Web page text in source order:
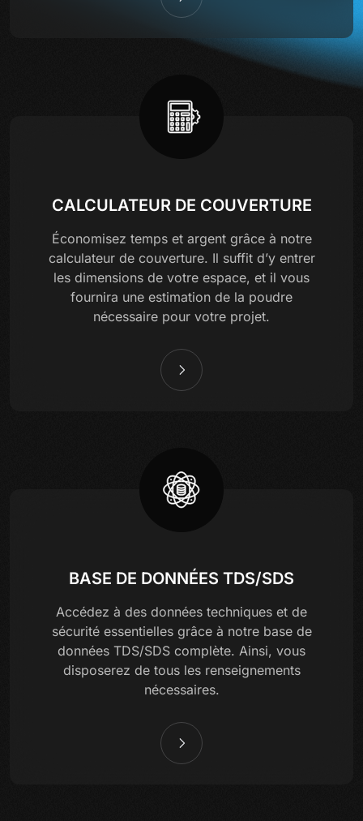
CALCULATEUR DE COUVERTURE
Économisez temps et argent grâce à notre
calculateur de couverture. Il suffit d’y entrer
les dimensions de votre espace, et il vous
fournira une estimation de la poudre
nécessaire pour votre projet.
BASE DE DONNÉES TDS/SDS
Accédez à des données techniques et de
sécurité essentielles grâce à notre base de
données TDS/SDS complète. Ainsi, vous
disposerez de tous les renseignements
nécessaires.